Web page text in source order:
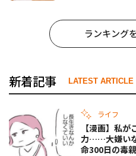
ランキング
新着記事 LATEST ARTICLE
ライフ
【漫画】私
力……大嫌い
命300日の毒